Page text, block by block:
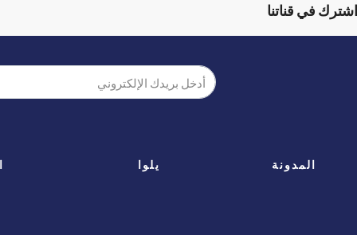
اشترك في قناتنا
المدونة يلوا